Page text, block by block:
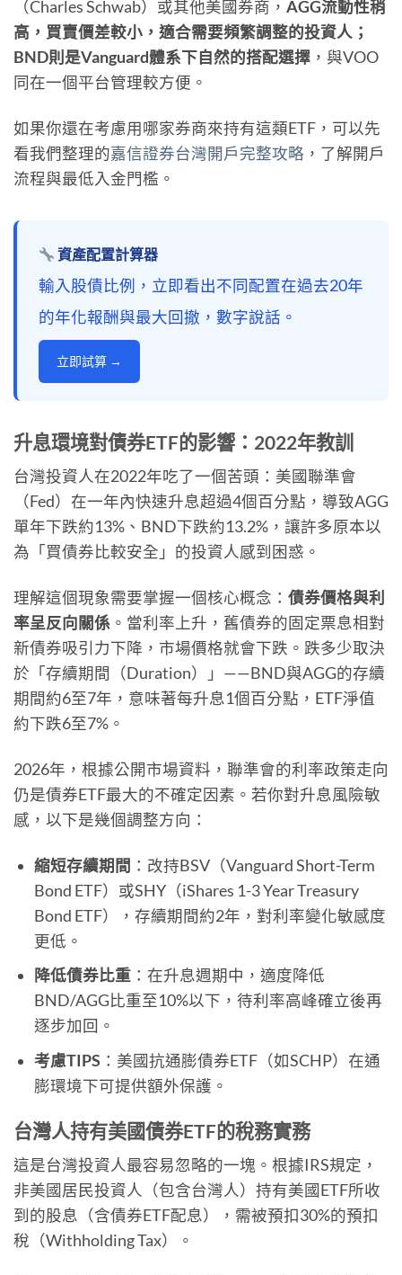
（Charles Schwab）或其他美國券商， AGG流動性稍
高，買賣價差較小，適合需要頻繁調整的投資人；
BND則是Vanguard體系下自然的搭配選擇 ，與VOO
同在一個平台管理較方便。
如果你還在考慮用哪家券商來持有這類ETF，可以先
看我們整理的嘉信證券台灣開戶完整攻略 ，了解開戶
流程與最低入金門檻。
資產配置計算器
輸入股債比例，立即看出不同配置在過去20年
的年化報酬與最大回撤，數字說話。
立即試算 →
升息環境對債券ETF的影響：2022年教訓
台灣投資人在2022年吃了一個苦頭：美國聯準會
（Fed）在一年內快速升息超過4個百分點，導致AGG
單年下跌約13%、BND下跌約13.2%，讓許多原本以
為「買債券比較安全」的投資人感到困惑。
理解這個現象需要掌握一個核心概念： 債券價格與利
率呈反向關係 。當利率上升，舊債券的固定票息相對
新債券吸引力下降，市場價格就會下跌。跌多少取決
於「存續期間（Duration）」——BND與AGG的存續
期間約6至7年，意味著每升息1個百分點，ETF淨值
約下跌6至7%。
2026年，根據公開市場資料，聯準會的利率政策走向
仍是債券ETF最大的不確定因素。若你對升息風險敏
感，以下是幾個調整方向：
縮短存續期間 ：改持BSV（Vanguard Short-Term
Bond ETF）或SHY（iShares 1-3 Year Treasury
Bond ETF），存續期間約2年，對利率變化敏感度
更低。
降低債券比重：在升息週期中，適度降低
BND/AGG比重至10%以下，待利率高峰確立後再
逐步加回。
考慮TIPS ：美國抗通膨債券ETF（如SCHP）在通
膨環境下可提供額外保護。
台灣人持有美國債券ETF的稅務實務
這是台灣投資人最容易忽略的一塊。根據IRS規定，
非美國居民投資人（包含台灣人）持有美國ETF所收
到的股息（含債券ETF配息），需被預扣30%的預扣
稅（Withholding Tax）。